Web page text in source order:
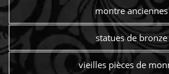
montre anciennes
statues de bronze
vieilles pièces de